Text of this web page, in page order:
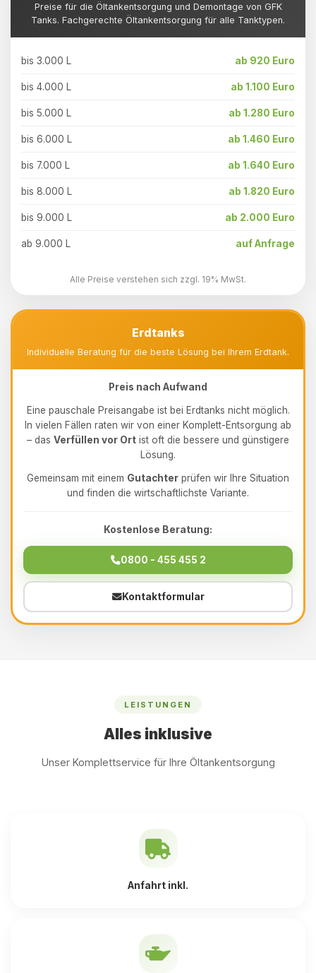
Preise für die Öltankentsorgung und Demontage von GFK
Tanks. Fachgerechte Öltankentsorgung für alle Tanktypen.
bis 3.000 L ab 920 Euro
bis 4.000 L ab 1.100 Euro
bis 5.000 L ab 1.280 Euro
bis 6.000 L ab 1.460 Euro
bis 7.000 L ab 1.640 Euro
bis 8.000 L ab 1.820 Euro
bis 9.000 L ab 2.000 Euro
ab 9.000 L auf Anfrage
Alle Preise verstehen sich zzgl. 19% MwSt.
Erdtanks
Individuelle Beratung für die beste Lösung bei Ihrem Erdtank.
Preis nach Aufwand
Eine pauschale Preisangabe ist bei Erdtanks nicht möglich.
In vielen Fällen raten wir von einer Komplett-Entsorgung ab
– das Verfüllen vor Ort ist oft die bessere und günstigere
Lösung.
Gemeinsam mit einem Gutachter prüfen wir Ihre Situation
und finden die wirtschaftlichste Variante.
Kostenlose Beratung:
0800 - 455 455 2
Kontaktformular
LEISTUNGEN
Alles inklusive
Unser Komplettservice für Ihre Öltankentsorgung
Anfahrt inkl.